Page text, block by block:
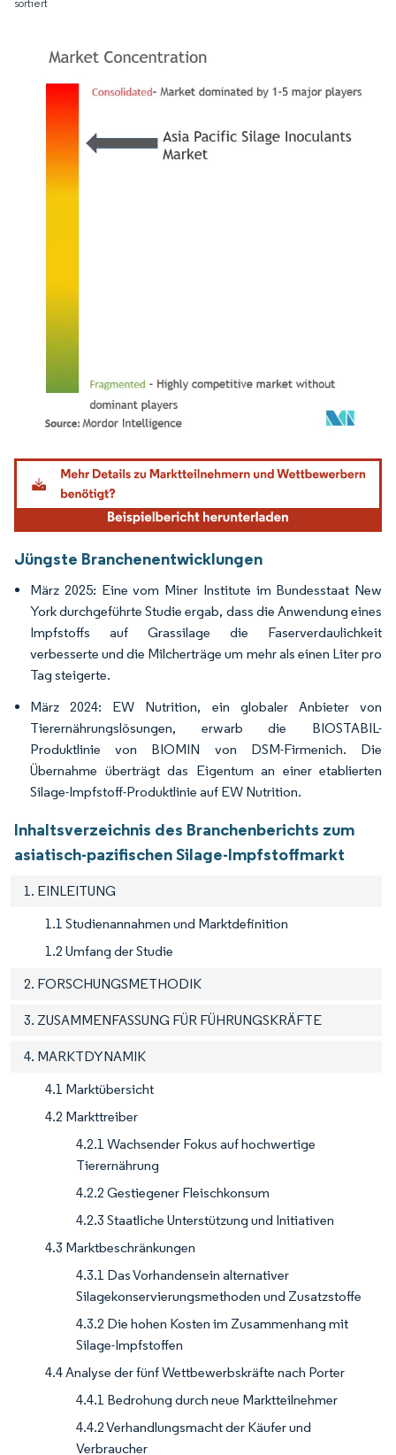
sortiert
Bild © Mordor Intelligence. Wiederverwendung erfordert Namensnennung gemäß
Jüngste Branchenentwicklungen
März 2025: Eine vom Miner Institute im Bundesstaat New
York durchgeführte Studie ergab, dass die Anwendung eines
Impfstoffs auf Grassilage die Faserverdaulichkeit
verbesserte und die Milcherträge um mehr als einen Liter pro
Tag steigerte.
März 2024: EW Nutrition, ein globaler Anbieter von
Tierernährungslösungen, erwarb die BIOSTABIL-
Produktlinie von BIOMIN von DSM-Firmenich. Die
Übernahme überträgt das Eigentum an einer etablierten
Silage-Impfstoff-Produktlinie auf EW Nutrition.
Inhaltsverzeichnis des Branchenberichts zum
asiatisch-pazifischen Silage-Impfstoffmarkt
1. EINLEITUNG
1.1 Studienannahmen und Marktdefinition
1.2 Umfang der Studie
2. FORSCHUNGSMETHODIK
3. ZUSAMMENFASSUNG FÜR FÜHRUNGSKRÄFTE
4. MARKTDYNAMIK
4.1 Marktübersicht
4.2 Markttreiber
4.2.1 Wachsender Fokus auf hochwertige
Tierernährung
4.2.2 Gestiegener Fleischkonsum
4.2.3 Staatliche Unterstützung und Initiativen
4.3 Marktbeschränkungen
4.3.1 Das Vorhandensein alternativer
Silagekonservierungsmethoden und Zusatzstoffe
4.3.2 Die hohen Kosten im Zusammenhang mit
Silage-Impfstoffen
4.4 Analyse der fünf Wettbewerbskräfte nach Porter
4.4.1 Bedrohung durch neue Marktteilnehmer
4.4.2 Verhandlungsmacht der Käufer und
Verbraucher